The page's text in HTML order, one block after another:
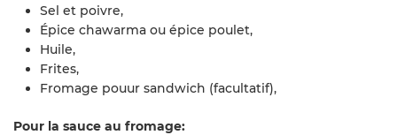
Sel et poivre,
Épice chawarma ou épice poulet,
Huile,
Frites,
Fromage pouur sandwich (facultatif),
Pour la sauce au fromage: